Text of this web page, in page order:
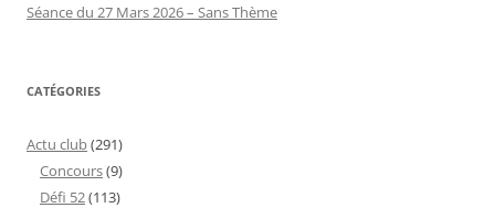
Séance du 27 Mars 2026 – Sans Thème
CATÉGORIES
Actu club(291)
Concours(9)
Défi 52(113)